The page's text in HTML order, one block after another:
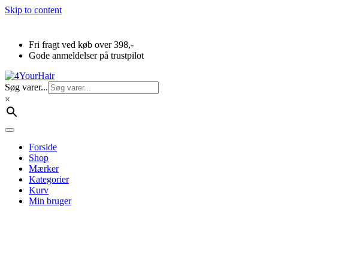
Skip to content
Fri fragt ved køb over 398,-
Gode anmeldelser på trustpilot
Søg varer...
×
Forside
Shop
Mærker
Kategorier
Kurv
Min bruger